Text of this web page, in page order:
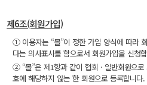
제6조(회원가입)
① 이용자는 “몰”이 정한 가입 양식에 따라
다는 의사표시를 함으로서 회원가입을 신청
② “몰”은 제1항과 같이 협회ㆍ일반회원으
호에 해당하지 않는 한 회원으로 등록합니다.